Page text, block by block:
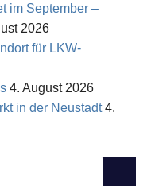
im September –
2026
für LKW-
4. August 2026
in der Neustadt 4.